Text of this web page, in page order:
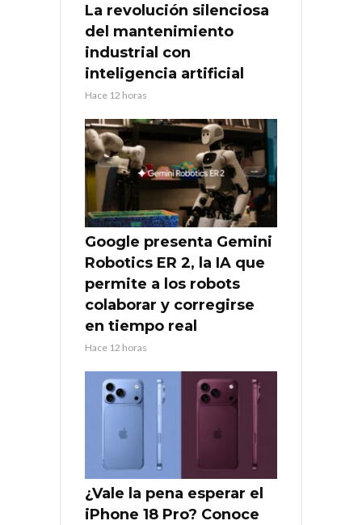
La revolución silenciosa
del mantenimiento
industrial con
inteligencia artificial
Hace 12 horas
Google presenta Gemini
Robotics ER 2, la IA que
permite a los robots
colaborar y corregirse
en tiempo real
Hace 12 horas
¿Vale la pena esperar el
iPhone 18 Pro? Conoce